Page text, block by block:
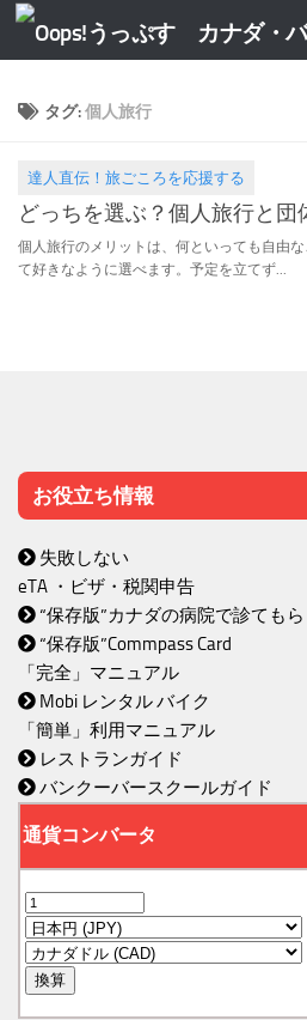
タグ:個人旅行
達人直伝！旅ごころを応援する
2016.07.17
どっちを選ぶ？個人旅行と団
個人旅行のメリットは、何といっても自由
て好きなように選べます。予定を立てず...
お役立ち情報
失敗しない
eTA ・ビザ・税関申告
“保存版”カナダの病院で診ても
“保存版”Commpass Card
「完全」マニュアル
Mobi レンタル バイク
「簡単」利用マニュアル
レストランガイド
バンクーバースクールガイド